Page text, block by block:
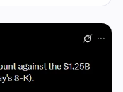
Protocoles